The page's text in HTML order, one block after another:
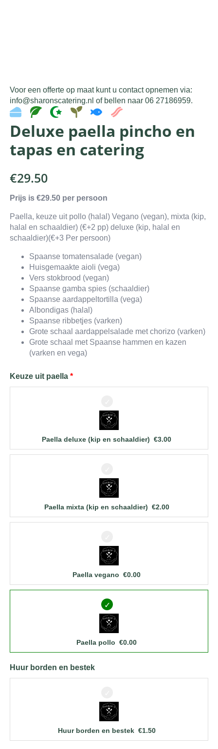
Voor een offerte op maat kunt u contact opnemen via:
info@sharonscatering.nl of bellen naar 06 27186959.
Deluxe paella pincho en
tapas en catering
€29.50
Prijs is €29.50 per persoon
Paella, keuze uit pollo (halal) Vegano (vegan), mixta (kip,
halal en schaaldier) (€+2 pp) deluxe (kip, halal en
schaaldier)(€+3 Per persoon)
Spaanse tomatensalade (vegan)
Huisgemaakte aioli (vega)
Vers stokbrood (vegan)
Spaanse gamba spies (schaaldier)
Spaanse aardappeltortilla (vega)
Albondigas (halal)
Spaanse ribbetjes (varken)
Grote schaal aardappelsalade met chorizo (varken)
Grote schaal met Spaanse hammen en kazen
(varken en vega)
Keuze uit paella
Paella deluxe (kip en schaaldier) €3.00
Paella mixta (kip en schaaldier) €2.00
Paella vegano €0.00
Paella pollo €0.00
Huur borden en bestek
Huur borden en bestek €1.50